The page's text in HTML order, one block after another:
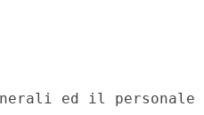
ed il personale